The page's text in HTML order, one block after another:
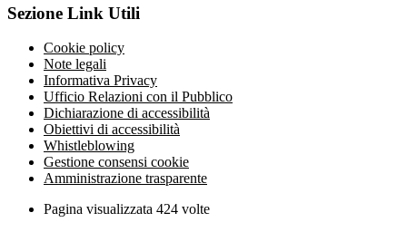
Sezione Link Utili
Cookie policy
Note legali
Informativa Privacy
Ufficio Relazioni con il Pubblico
Dichiarazione di accessibilità
Obiettivi di accessibilità
Whistleblowing
Gestione consensi cookie
Amministrazione trasparente
Pagina visualizzata 424 volte